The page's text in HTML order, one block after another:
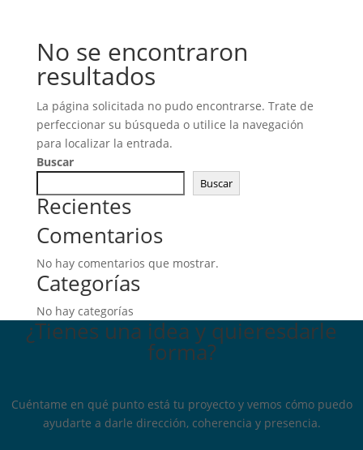
No se encontraron
resultados
La página solicitada no pudo encontrarse. Trate de
perfeccionar su búsqueda o utilice la navegación
para localizar la entrada.
Buscar
Buscar
Recientes
Comentarios
No hay comentarios que mostrar.
Categorías
No hay categorías
¿Tienes una idea y quieresdarle
forma?
Cuéntame en qué punto está tu proyecto y vemos cómo puedo
ayudarte a darle dirección, coherencia y presencia.